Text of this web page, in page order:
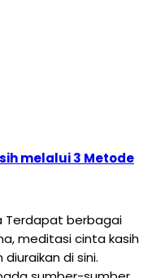
melalui 3 Metode
Terdapat berbagai
meditasi cinta kasih
di sini.